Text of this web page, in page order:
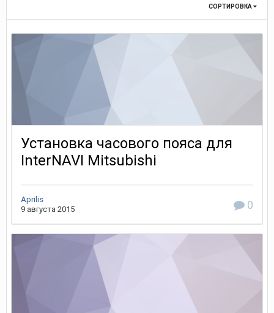
СОРТИРОВКА
Установка часового пояса для
InterNAVI Mitsubishi
Aprilis
9 августа 2015
0